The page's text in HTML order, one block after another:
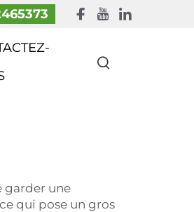
garder une
qui pose un gros